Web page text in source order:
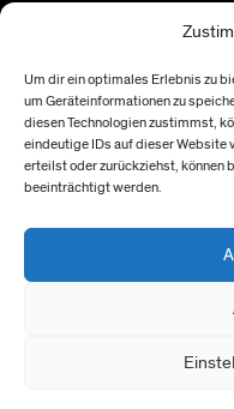
Um dir ein optimales Erlebnis zu
um Geräteinformationen zu
diesen Technologien zustimmst,
eindeutige IDs auf dieser Website
erteilst oder zurückziehst, können
beeinträchtigt werden.